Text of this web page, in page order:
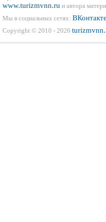
www.turizmvnn.ru и автора
Мы в социальных сетях:
Copyright © 2010 - 2026